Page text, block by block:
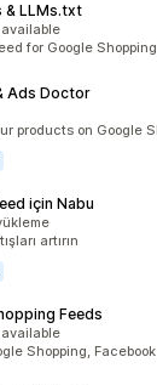
& LLMs.txt
for Google
Ads Doctor
products on Google
için Nabu
artırın
Feeds
Shopping,